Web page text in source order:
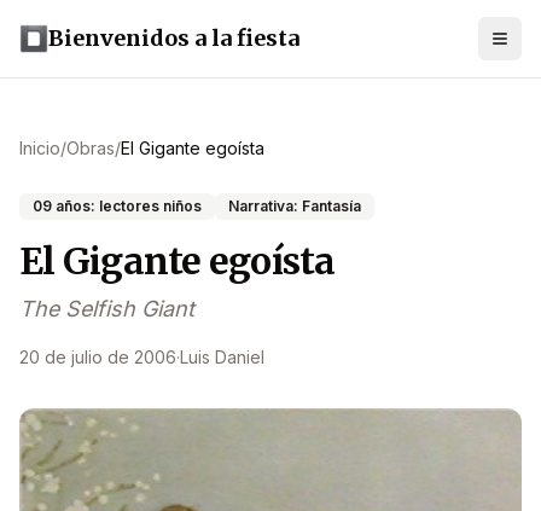
Bienvenidos a la fiesta
Inicio/Obras/El Gigante egoísta
09 años: lectores niños Narrativa: Fantasía
El Gigante egoísta
The Selfish Giant
20 de julio de 2006·Luis Daniel